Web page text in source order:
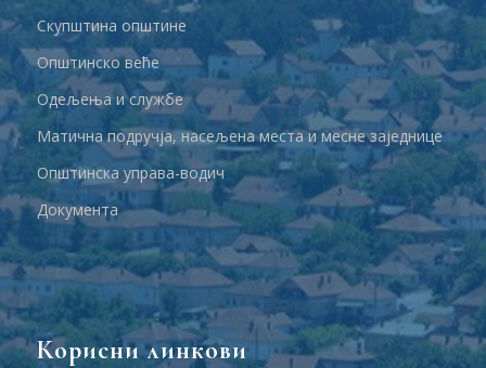
Скупштина општине
Општинско веће
Одељења и службе
Матична подручја, насељена места и месне заједнице
Општинска управа-водич
Документа
Корисни линкови